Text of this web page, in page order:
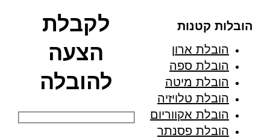
הובלות קטנות
הובלת ארון
הובלת ספה
הובלת מיטה
הובלת טלויזיה
הובלת אקווריום
הובלת פסנתר
לקבלת
הצעה
להובלה